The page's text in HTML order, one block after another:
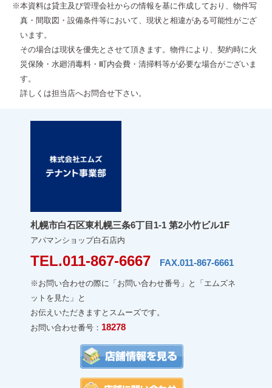
※本資料は貸主及び管理会社からの情報を基に作成しており、物件写
真・間取図・設備条件等において、現状と相違がある可能性がござ
います。
その場合は現状を優先とさせて頂きます。物件により、契約時に火
災保険・水廻消毒料・町内会費・清掃料等が必要な場合がございま
す。
詳しくは担当店へお問合せ下さい。
札幌市白石区東札幌三条6丁目1-1 第2小竹ビル1F
アパマンショップ白石店内
TEL.011-867-6667 FAX.011-867-6661
※お問い合わせの際に「お問い合わせ番号」と「エムズネ
ットを見た」と
お伝えいただきますとスムーズです。
お問い合わせ番号： 18278